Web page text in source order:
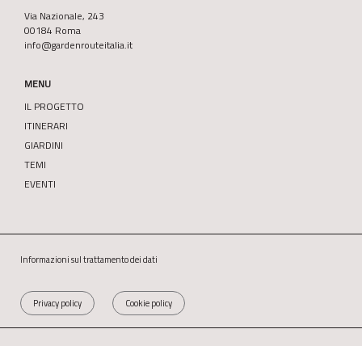
Via Nazionale, 243
00184 Roma
info@gardenrouteitalia.it
MENU
IL PROGETTO
ITINERARI
GIARDINI
TEMI
EVENTI
Informazioni sul trattamento dei dati
Privacy policy Cookie policy